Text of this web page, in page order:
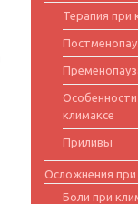
Терапия при
климаксе
Приливы
Осложнения при
Боли при